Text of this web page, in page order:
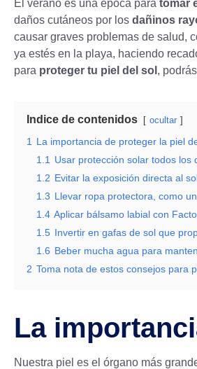
El verano es una época para tomar
daños cutáneos por los dañinos
causar graves problemas de salud,
ya estés en la playa, haciendo
para proteger tu piel del sol ,
Indice de contenidos ocultar
1
La importancia de proteger la piel
1.1
Usar protección solar todos
1.2 Evitar la exposición directa al
1.3 Llevar ropa protectora, como
1.4 Aplicar bálsamo labial con
1.5 Invertir en gafas de sol que
1.6 Beber mucha agua para
2 Toma nota de estos consejos para
La
Nuestra piel es el órgano más